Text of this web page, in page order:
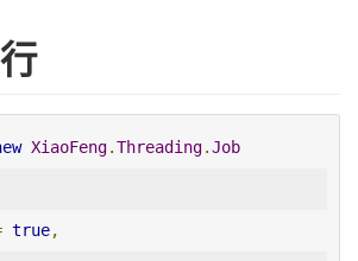
XiaoFeng.Threading.Job
true,